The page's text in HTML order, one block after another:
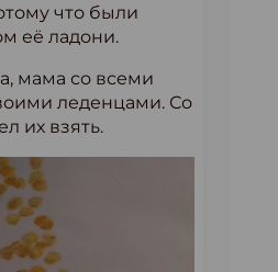
что были
её ладони.
мама со всеми
леденцами. Со
их взять.